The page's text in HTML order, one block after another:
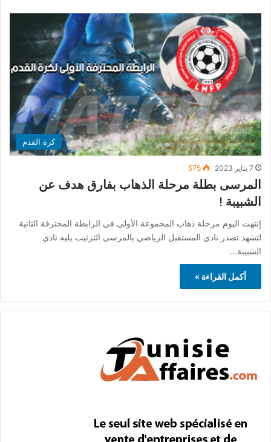
كرة القدم
7 يناير 2023 575
المرسى بطلة مرحلة الذهاب بفارق هدف عن
الشبيبة !
إنتهت اليوم مرحلة ذهاب المجموعة الأولى في الرابطة المحترفة الثانية
لتشهد تصدر نادي المستقبل الرياضي بالمرسى الترتيب يليه نادي
الشبيبة…
أكمل القراءة »